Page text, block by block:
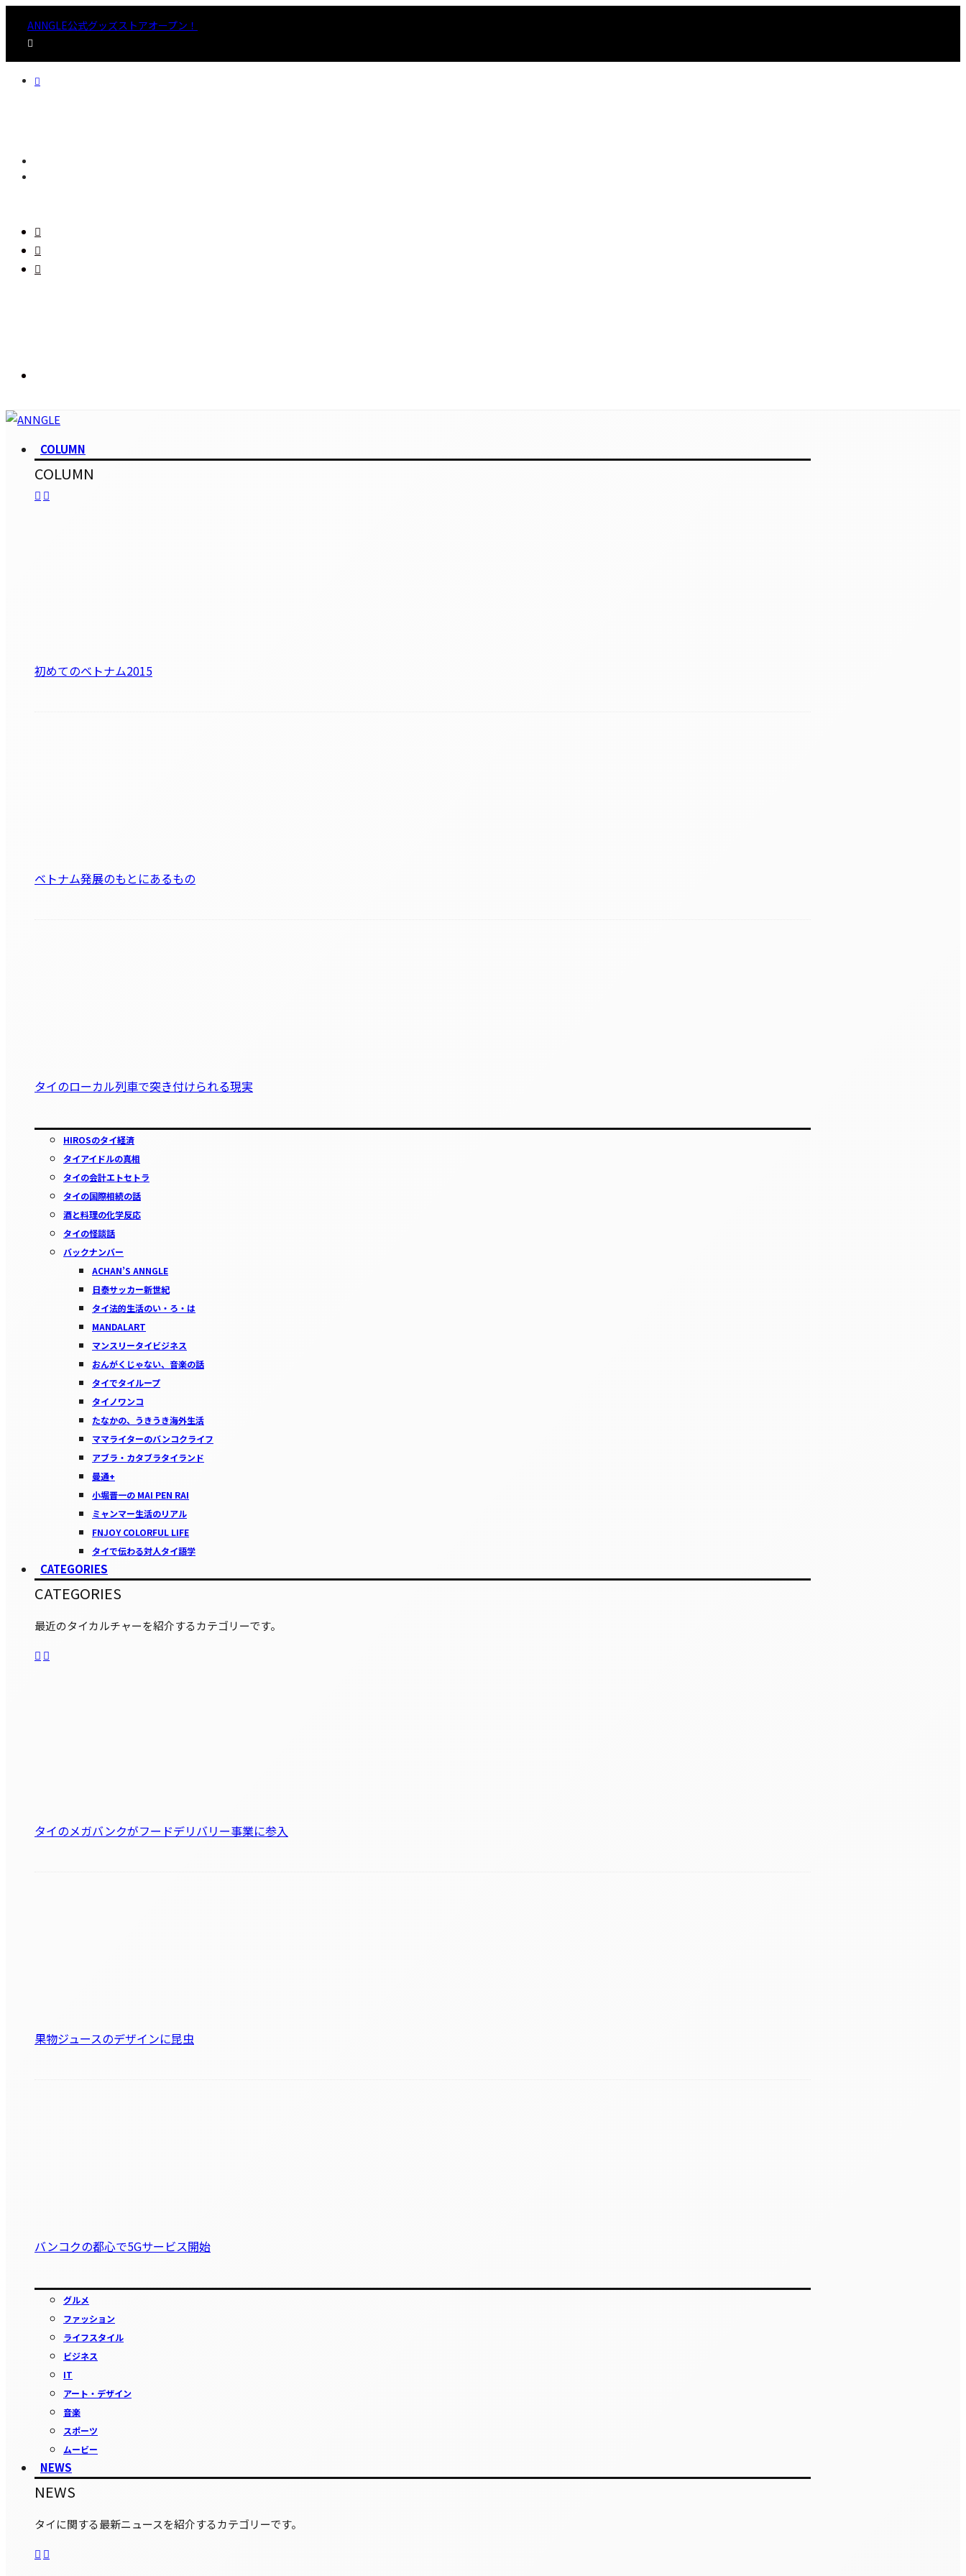
ANNGLE公式グッズストアオープン！
COLUMN
COLUMN
初めてのベトナム2015
ベトナム発展のもとにあるもの
タイのローカル列車で突き付けられる現実
HIROSのタイ経済
タイアイドルの真相
タイの会計エトセトラ
タイの国際相続の話
酒と料理の化学反応
タイの怪談話
バックナンバー
ACHAN’S ANNGLE
日泰サッカー新世紀
タイ法的生活のい・ろ・は
MANDALART
マンスリータイビジネス
おんがくじゃない、音楽の話
タイでタイループ
タイノワンコ
たなかの、うきうき海外生活
ママライターのバンコクライフ
アブラ・カタブラタイランド
曼通+
小堀晋一の MAI PEN RAI
ミャンマー生活のリアル
FNJOY COLORFUL LIFE
タイで伝わる対人タイ語学
CATEGORIES
CATEGORIES
最近のタイカルチャーを紹介するカテゴリーです。
タイのメガバンクがフードデリバリー事業に参入
果物ジュースのデザインに昆虫
バンコクの都心で5Gサービス開始
グルメ
ファッション
ライフスタイル
ビジネス
IT
アート・デザイン
音楽
スポーツ
ムービー
NEWS
NEWS
タイに関する最新ニュースを紹介するカテゴリーです。